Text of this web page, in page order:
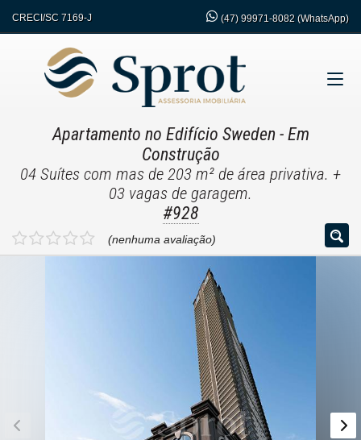
CRECI/SC 7169-J (47) 99971-8082 (WhatsApp)
Apartamento no Edifício Sweden- Em
Construção
04 Suítes com mas de 203 m² de área privativa. +
03 vagas de garagem.
#928
(nenhuma avaliação)